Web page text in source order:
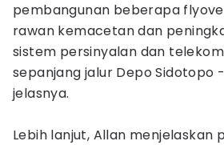
pembangunan beberapa
rawan kemacetan dan
sistem persinyalan dan
sepanjang jalur Depo Sidotopo
jelasnya.
Lebih lanjut, Allan menjelaskan